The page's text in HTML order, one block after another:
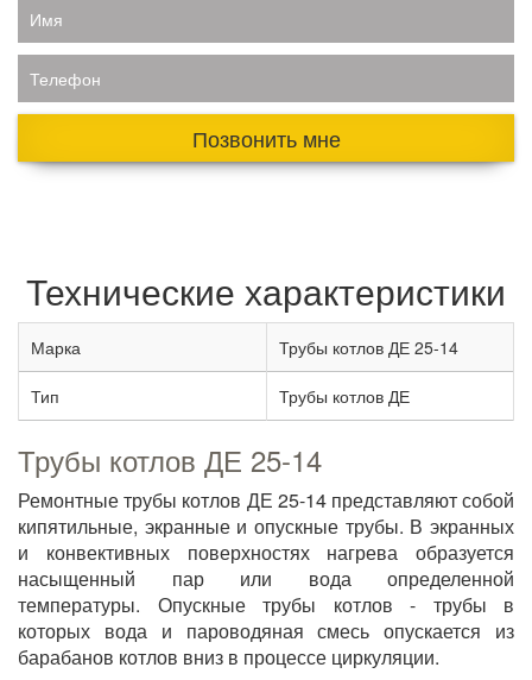
Имя
Телефон
Позвонить мне
Технические характеристики
Марка Трубы котлов ДЕ 25-14
Тип Трубы котлов ДЕ
Трубы котлов ДЕ 25-14
Ремонтные трубы котлов ДЕ 25-14 представляют собой
кипятильные, экранные и опускные трубы. В экранных
и конвективных поверхностях нагрева образуется
насыщенный пар или вода определенной
температуры. Опускные трубы котлов - трубы в
которых вода и пароводяная смесь опускается из
барабанов котлов вниз в процессе циркуляции.